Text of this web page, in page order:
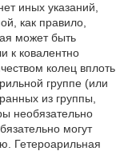
иных указаний,
как правило,
может быть
к ковалентно
колец вплоть
группе (или
из группы,
необязательно
могут
Гетероарильная